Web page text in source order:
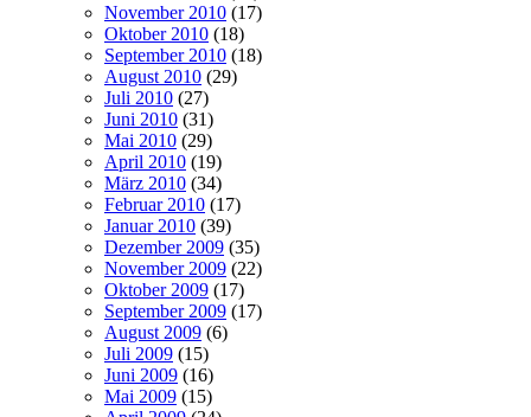
November 2010 (17)
Oktober 2010 (18)
September 2010 (18)
August 2010 (29)
Juli 2010 (27)
Juni 2010 (31)
Mai 2010 (29)
April 2010 (19)
März 2010 (34)
Februar 2010 (17)
Januar 2010 (39)
Dezember 2009 (35)
November 2009 (22)
Oktober 2009 (17)
September 2009 (17)
August 2009 (6)
Juli 2009 (15)
Juni 2009 (16)
Mai 2009 (15)